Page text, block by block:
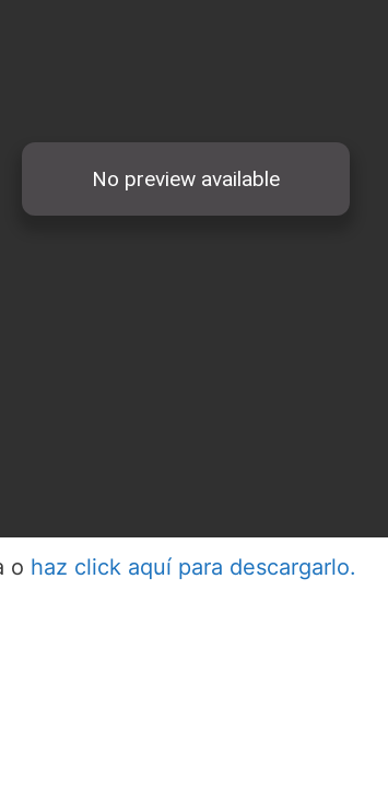
o haz click aquí para descargarlo.